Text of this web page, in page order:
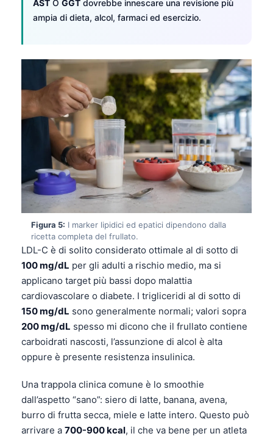
AST O GGT dovrebbe innescare una revisione più
ampia di dieta, alcol, farmaci ed esercizio.
Figura 5: I marker lipidici ed epatici dipendono dalla
ricetta completa del frullato.
LDL-C è di solito considerato ottimale al di sotto di
100 mg/dL per gli adulti a rischio medio, ma si
applicano target più bassi dopo malattia
cardiovascolare o diabete. I trigliceridi al di sotto di
150 mg/dL sono generalmente normali; valori sopra
200 mg/dL spesso mi dicono che il frullato contiene
carboidrati nascosti, l’assunzione di alcol è alta
oppure è presente resistenza insulinica.
Una trappola clinica comune è lo smoothie
dall’aspetto “sano”: siero di latte, banana, avena,
burro di frutta secca, miele e latte intero. Questo può
arrivare a 700-900 kcal, il che va bene per un atleta